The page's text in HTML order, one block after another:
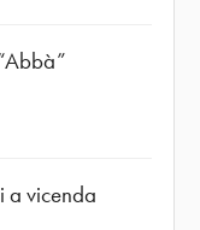
a vicenda